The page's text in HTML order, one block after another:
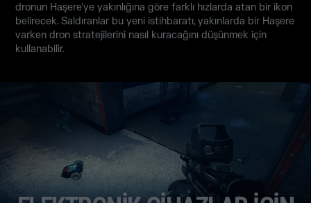
dronun Haşere'ye yakınlığına göre farklı hızlarda atan bir ikon
belirecek. Saldıranlar bu yeni istihbaratı, yakınlarda bir Haşere
varken dron stratejilerini nasıl kuracağını düşünmek için
kullanabilir.